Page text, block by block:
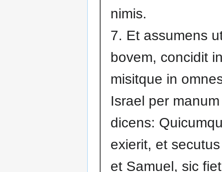
nimis.
7. Et assumens
bovem, concidit
misitque in
Israel per
dicens:
exierit, et
et Samuel, sic